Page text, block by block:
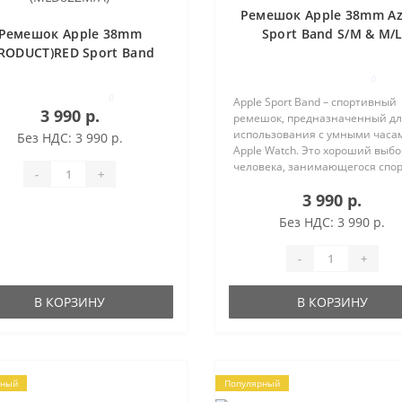
Ремешок Apple 38mm
Sport Band
3 990 р.
Без НДС: 3 990 р.
- +
В КОРЗИНУ
Ремешок Apple 38mm
Sport Band S/M & M/L
Apple Sport Band – спортивный
ремешок, предназначенный
использования с умными
Apple Watch. Это хороший
человека, занимающегося
РЕМЕШОК ИЗ СПЕЦИАЛЬНОГО
МАТЕРИАЛА Аксессуар
3 990 р.
Без НДС: 3 990 р.
- +
В КОРЗИНУ
Популярный